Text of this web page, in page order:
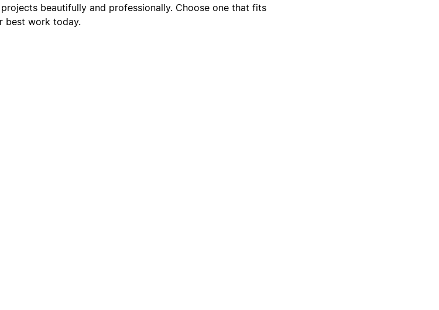
beautifully and professionally. Choose one that fits
best work today.